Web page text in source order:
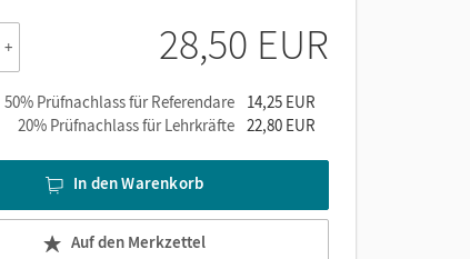
+ 28,50 EUR
50% Prüfnachlass für Referendare
14,25 EUR
20% Prüfnachlass für Lehrkräfte 22,80 EUR
In den Warenkorb
Auf den Merkzettel